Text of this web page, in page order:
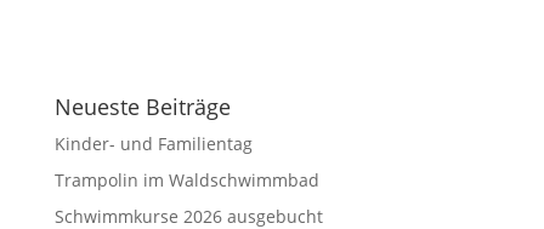
Neueste Beiträge
Kinder- und Familientag
Trampolin im Waldschwimmbad
Schwimmkurse 2026 ausgebucht